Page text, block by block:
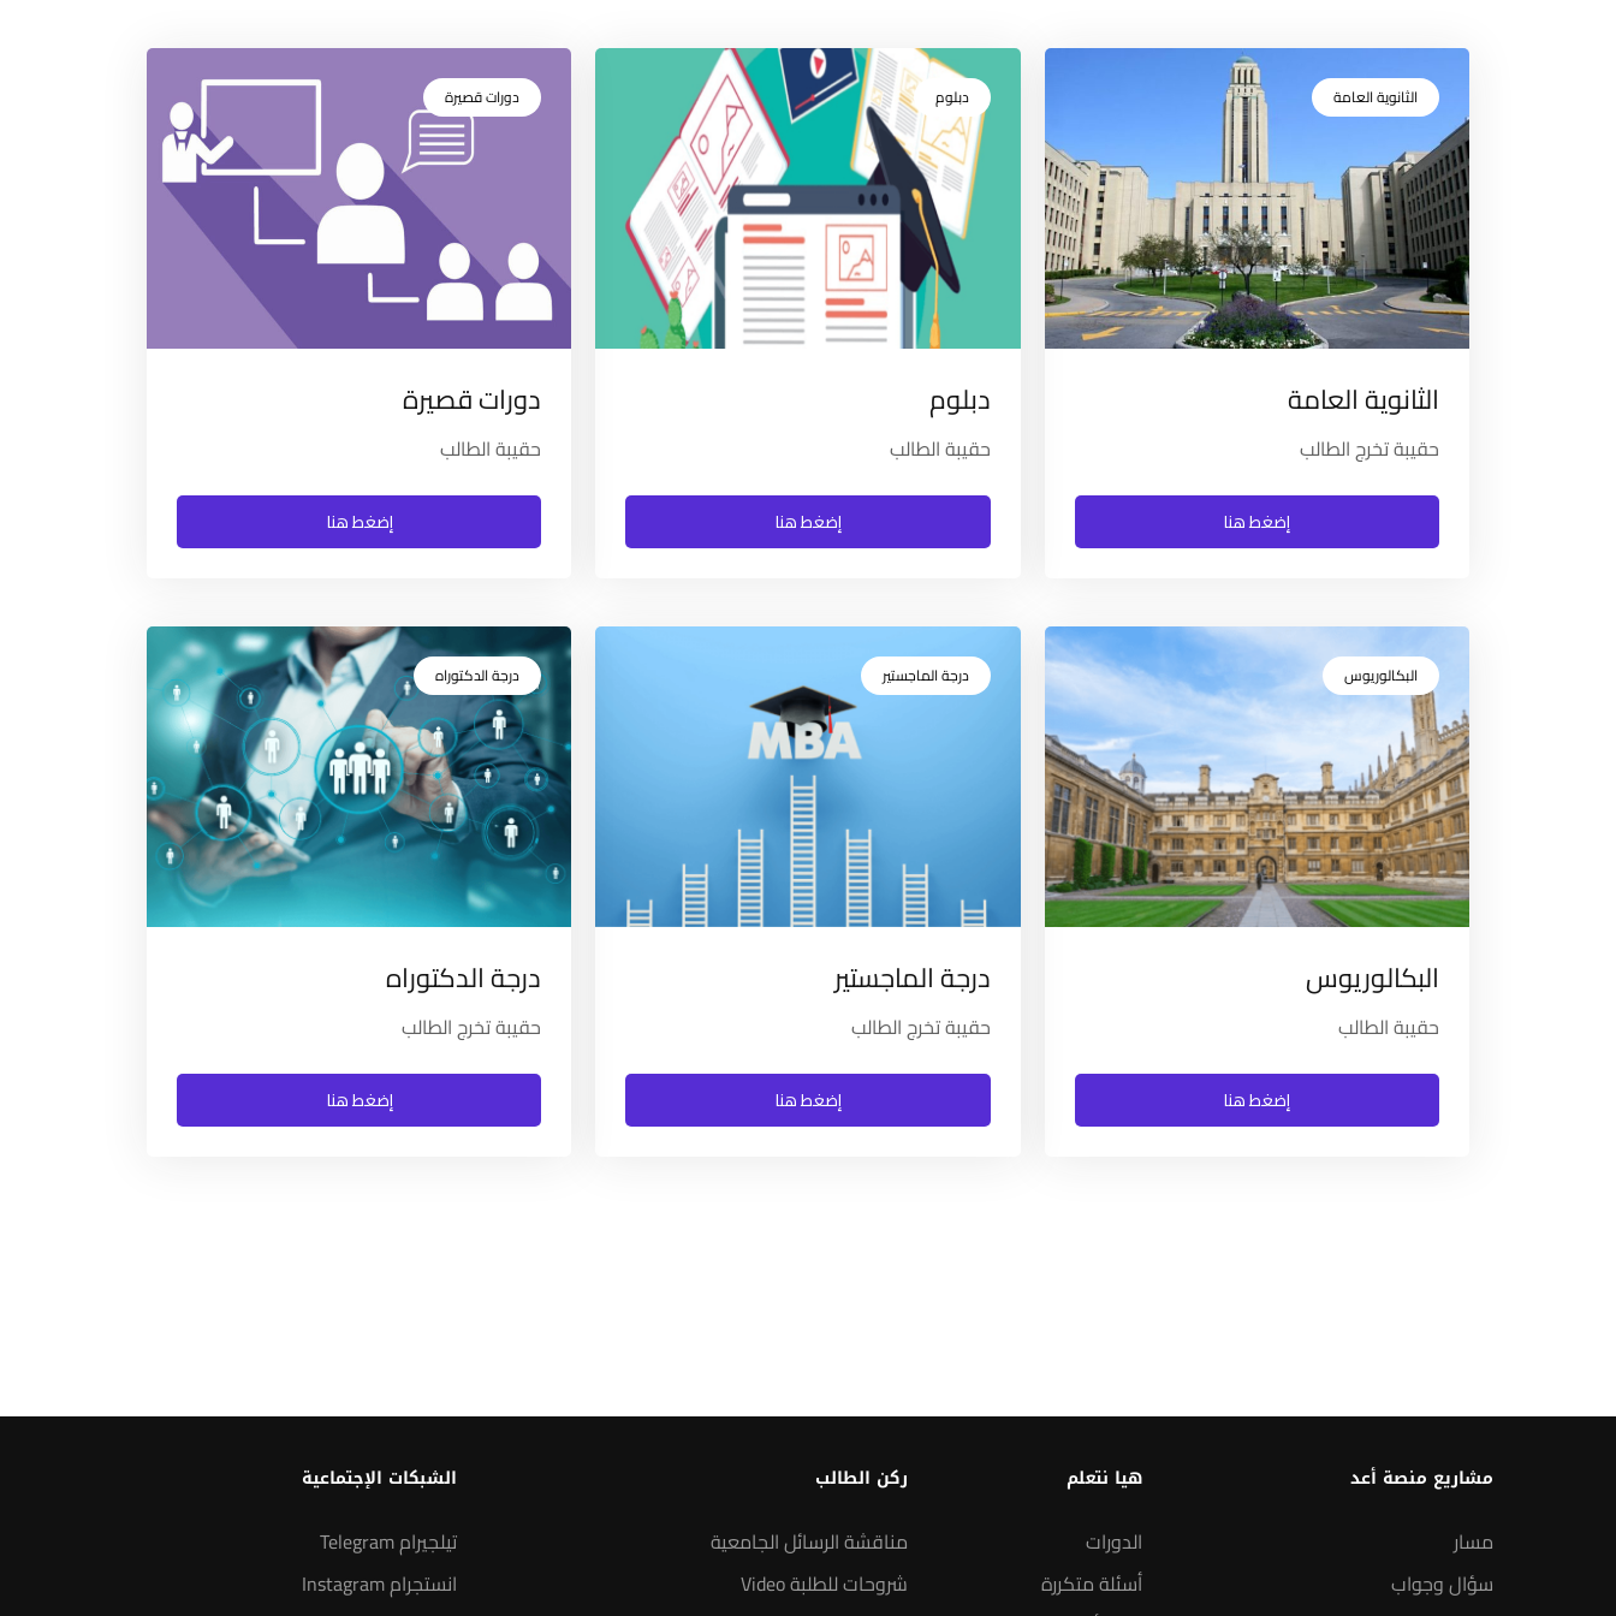
الثانوية العامة
الثانوية العامة
حقيبة تخرج الطالب
إضغط هنا
دبلوم
دبلوم
حقيبة الطالب
إضغط هنا
دورات قصيرة
دورات قصيرة
حقيبة الطالب
إضغط هنا
البكالوريوس
البكالوريوس
حقيبة الطالب
إضغط هنا
درجة الماجستير
درجة الماجستير
حقيبة تخرج الطالب
إضغط هنا
درجة الدكتوراه
درجة الدكتوراه
حقيبة تخرج الطالب
إضغط هنا
مشاريع منصة أعد
مسار
سؤال وجواب
هيا نتعلم
الدورات
أسئلة متكررة
ركن الطالب
مناقشة الرسائل الجامعية
شروحات للطلبة Video
الشبكات الإجتماعية
تيلجيرام Telegram
انستجرام Instagram